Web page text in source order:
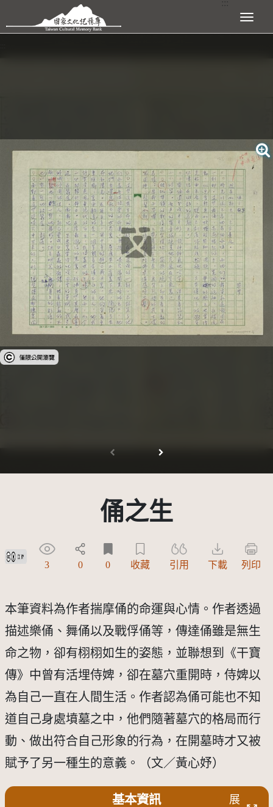
跳到主要內容區塊 展開選單
受著作權法保護-僅限於本平台有限度公開瀏覽
俑之生
創用CC姓名標示 3.0 台灣及其後版本(CC BY 3.0 TW +)
3 0 0 收藏 引用 下載 列印
本筆資料為作者揣摩俑的命運與心情。作者透過
描述樂俑、舞俑以及戰俘俑等，傳達俑雖是無生
命之物，卻有栩栩如生的姿態，並聯想到《干寶
傳》中曾有活埋侍婢，卻在墓穴重開時，侍婢以
為自己一直在人間生活。作者認為俑可能也不知
道自己身處墳墓之中，他們隨著墓穴的格局而行
動、做出符合自己形象的行為，在開墓時才又被
賦予了另一種生的意義。（文／黃心妤）
基本資訊
展